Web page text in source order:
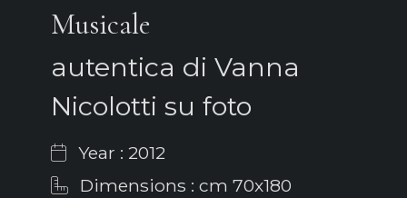
Musicale
autentica di Vanna
Nicolotti su foto
Year : 2012
Dimensions : cm 70x180